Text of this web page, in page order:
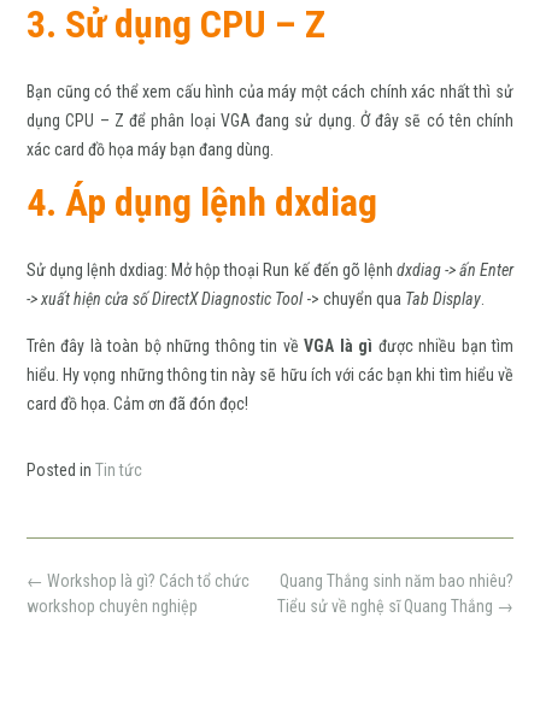
3. Sử dụng CPU – Z
Bạn cũng có thể xem cấu hình của máy một cách chính xác nhất thì sử
dụng CPU – Z để phân loại VGA đang sử dụng. Ở đây sẽ có tên chính
xác card đồ họa máy bạn đang dùng.
4. Áp dụng lệnh dxdiag
Sử dụng lệnh dxdiag: Mở hộp thoại Run kế đến gõ lệnh dxdiag -> ấn Enter
-> xuất hiện cửa số DirectX Diagnostic Tool-> chuyển qua Tab Display
Trên đây là toàn bộ những thông tin vềVGA là gì được nhiều bạn tìm
hiểu. Hy vọng những thông tin này sẽ hữu ích với các bạn khi tìm hiểu về
card đồ họa. Cảm ơn đã đón đọc!
Posted in Tin tức
Post
navigation
Quang Thắng sinh năm bao nhiêu?
Tiểu sử về nghệ sĩ Quang Thắng →
← Workshop là gì? Cách tổ chức
workshop chuyên nghiệp